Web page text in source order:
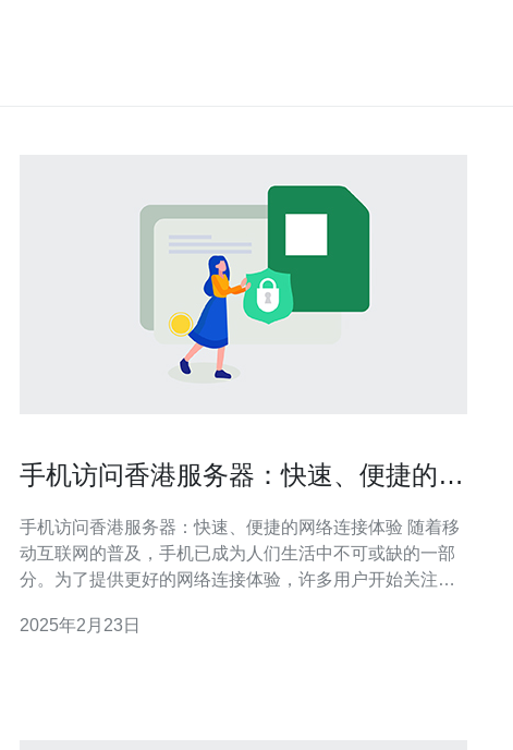
手机访问香港服务器：快速、便捷的网
手机访问香港服务器：快速、便捷的网络连接体验 随着移
动互联网的普及，手机已成为人们生活中不可或缺的一部
分。为了提供更好的网络连接体验，许多用户开始关注手
器的快速、便捷的网络连接体验，并探讨其在SEO搜索引
2025年2月23日